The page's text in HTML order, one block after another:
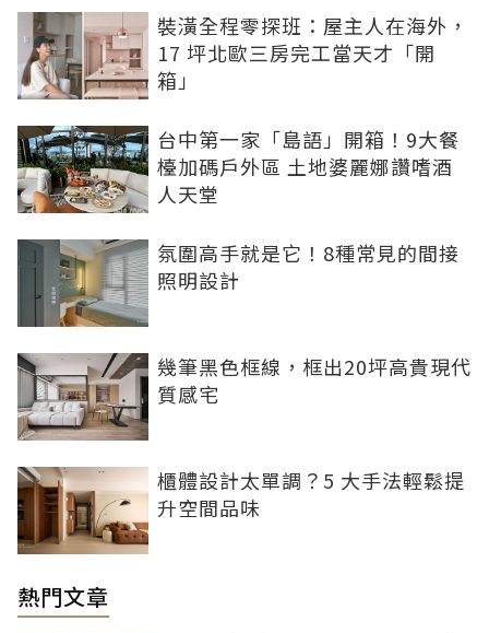
裝潢全程零探班：屋主人在海外，
17 坪北歐三房完工當天才「開
箱」
台中第一家「島語」開箱！9大餐
檯加碼戶外區 土地婆麗娜讚嗜酒
人天堂
氛圍高手就是它！8種常見的間接
照明設計
幾筆黑色框線，框出20坪高貴現代
質感宅
櫃體設計太單調？5 大手法輕鬆提
升空間品味
熱門文章